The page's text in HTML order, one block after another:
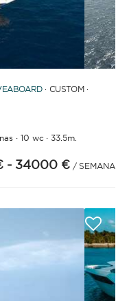
1617
· CUSTOM ·
· 10 wc·33.5m.
- 34000 € / SEMANA